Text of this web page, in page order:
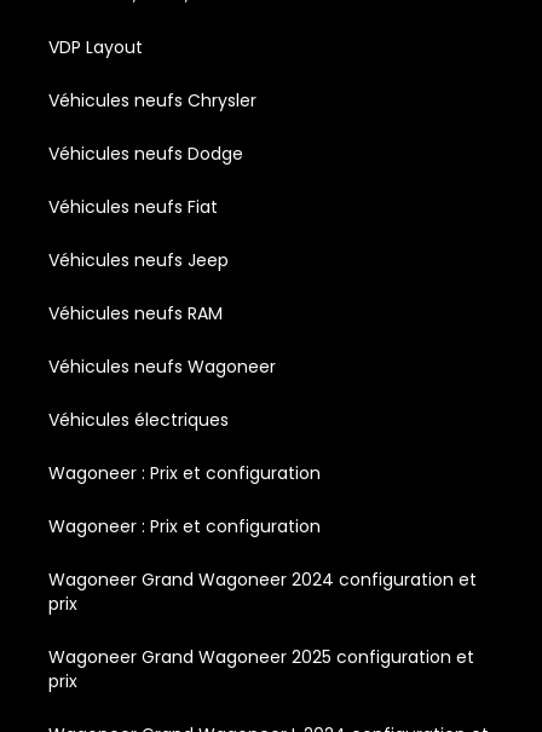
VDP Layout
Véhicules neufs Chrysler
Véhicules neufs Dodge
Véhicules neufs Fiat
Véhicules neufs Jeep
Véhicules neufs RAM
Véhicules neufs Wagoneer
Véhicules électriques
Wagoneer : Prix et configuration
Wagoneer : Prix et configuration
Wagoneer Grand Wagoneer 2024 configuration et
prix
Wagoneer Grand Wagoneer 2025 configuration et
prix